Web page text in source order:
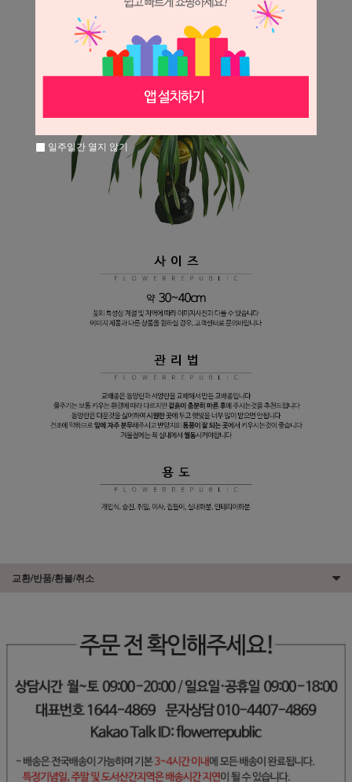
교환/반품/환불/취소
일주일간 열지 않기